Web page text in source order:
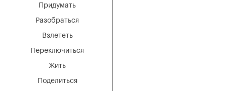
Придумать
Разобраться
Взлететь
Переключиться
Жить
Поделиться